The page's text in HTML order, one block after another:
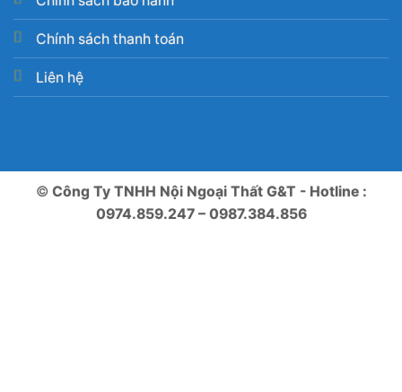
Chính sách thanh toán
Liên hệ
© Công Ty TNHH Nội Ngoại Thất G&T - Hotline :
0974.859.247 – 0987.384.856